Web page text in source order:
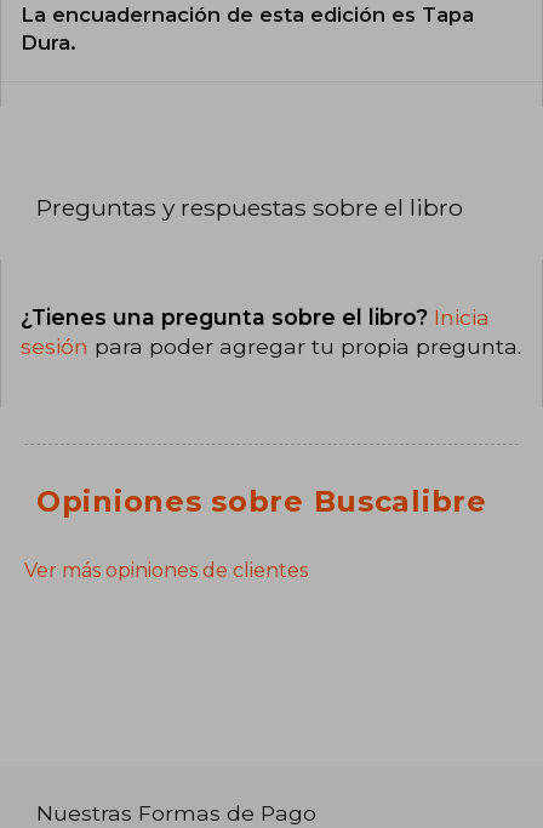
La encuadernación de esta edición es Tapa
Dura.
Preguntas y respuestas sobre el libro
¿Tienes una pregunta sobre el libro? Inicia
sesión para poder agregar tu propia pregunta.
Opiniones sobre Buscalibre
Ver más opiniones de clientes
Nuestras Formas de Pago